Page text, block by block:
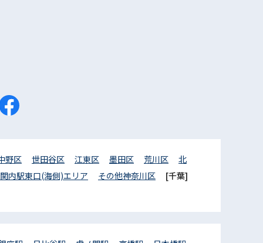
野区 世田谷区 江東区 墨田区 荒川区
北
関内駅東口(海側)エリア その他神奈川区
[千葉]